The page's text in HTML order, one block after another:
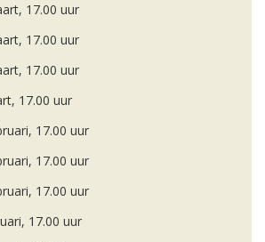
17.00 uur
17.00 uur
17.00 uur
17.00 uur
17.00 uur
17.00 uur
17.00 uur
17.00 uur